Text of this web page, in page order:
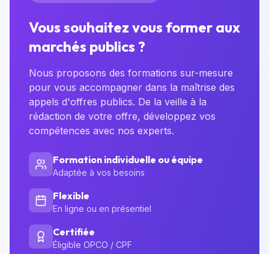
Vous souhaitez vous former aux
marchés publics ?
Nous proposons des formations sur-mesure
pour vous accompagner dans la maîtrise des
appels d'offres publics. De la veille à la
rédaction de votre offre, développez vos
compétences avec nos experts.
Formation individuelle ou équipe
Adaptée à vos besoins
Flexible
En ligne ou en présentiel
Certifiée
Éligible OPCO / CPF